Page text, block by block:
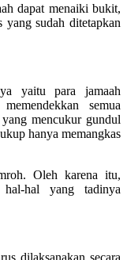
dapat menaiki bukit,
sudah ditetapkan
yaitu para jamaah
semua
mencukur gundul
hanya memangkas
Oleh karena itu,
hal-hal yang tadinya
dilaksanakan secara